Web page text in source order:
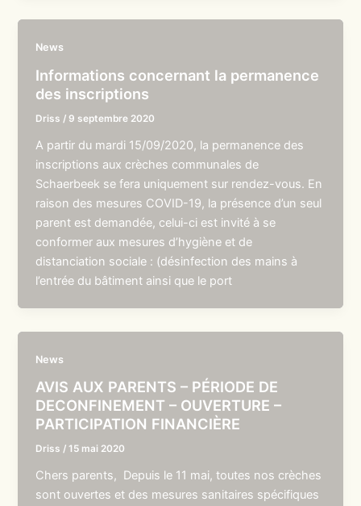
News
Informations concernant la permanence
des inscriptions
Driss / 9 septembre 2020
A partir du mardi 15/09/2020, la permanence des
inscriptions aux crèches communales de
Schaerbeek se fera uniquement sur rendez-vous. En
raison des mesures COVID-19, la présence d’un seul
parent est demandée, celui-ci est invité à se
conformer aux mesures d’hygiène et de
distanciation sociale : (désinfection des mains à
l’entrée du bâtiment ainsi que le port
News
AVIS AUX PARENTS – PÉRIODE DE
DECONFINEMENT – OUVERTURE –
PARTICIPATION FINANCIÈRE
Driss /15 mai 2020
Chers parents, Depuis le 11 mai, toutes nos crèches
sont ouvertes et des mesures sanitaires spécifiques